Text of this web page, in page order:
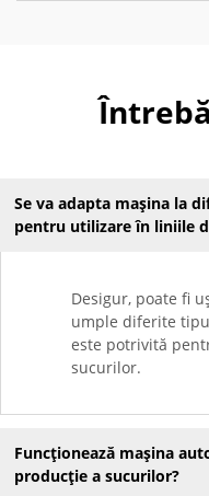
Se va adapta mașina la
pentru utilizare în liniile
Desigur, poate fi
umple diferite
este potrivită
sucurilor.
Funcționează mașina
producție a sucurilor?